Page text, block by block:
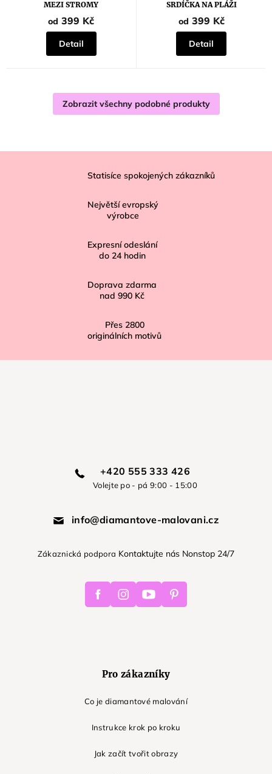
MEZI STROMY
od 399 Kč
Detail
SRDÍČKA NA PLÁŽI
od 399 Kč
Detail
Zobrazit všechny podobné produkty
Statisíce spokojených zákazníků
Největší evropský
výrobce
Expresní odeslání
do 24 hodin
Doprava zdarma
nad 990 Kč
Přes 2800
originálních motivů
+420 555 333 426
Volejte po - pá 9:00 - 15:00
info@diamantove-malovani.cz
Zákaznická podpora Kontaktujte nás Nonstop 24/7
FacebookInstagramYoutube Pinterest
Pro zákazníky
Co je diamantové malování
Instrukce krok po kroku
Jak začít tvořit obrazy